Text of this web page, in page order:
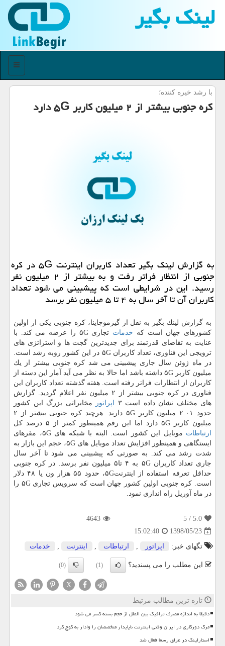
لینك بگیر
منو
با رشد خیره كننده؛
كره جنوبی بیشتر از ۲ میلیون كاربر ۵G دارد
به گزارش لینك بگیر تعداد كاربران اینترنت ۵G در كره
جنوبی از انتظار فراتر رفت و به بیشتر از ۲ میلیون نفر
رسید. این در شرایطی است كه پیشبینی می شود تعداد
كاربران آن تا آخر سال به ۴ تا ۵ میلیون نفر برسد
به گزارش لینك بگیر به نقل از گیزموچاینا، كره جنوبی یكی از اولین
كشورهای جهان است كه خدمات
تجاری ۵G را عرضه می كند. با
عنایت به تقاضای قدرتمند برای جدیدترین گجت ها و استراتژی های
ترویجی این فناوری، تعداد كاربران ۵G در این كشور روبه رشد است.
در ماه ژوئن سال جاری پیشبینی می شد كره جنوبی بیشتر از یك
میلیون كاربر ۵G داشته باشد اما حالا به نظر می آید آمار این دسته از
كاربران از انتظارات فراتر رفته است. هفته گذشته تعداد كاربران این
فناوری در كره جنوبی بیشتر از ۲ میلیون نفر اعلام گردید. گزارش
های مختلف نشان داده است ۳
اپراتور
مخابراتی بزرگ این كشور
حدود ۲.۰۱ میلیون كاربر ۵G دارند. هرچند كره جنوبی بیشتر از ۲
میلیون كاربر ۵G دارد اما این رقم همینطور كمتر از ۵ درصد كل
ارتباطات
موبایل این كشور است. البته با شبكه های ۵G، مقرهای
ایستگاهی و همینطور افزایش تعداد موبایل های ۵G، حجم این بازار به
شدت رشد می كند. به صورتی كه پیشبینی می شود تا آخر سال
جاری تعداد كاربران ۵G به ۴ تا۵ میلیون نفر برسد. در كره جنوبی
حداقل تعرفه استفاده از اینترنت۵G، حدود ۵۵ هزار ون یا ۴۸ دلار
است. كره جنوبی اولین كشور جهان است كه سرویس تجاری ۵G را
در ماه آوریل راه اندازی نمود.
5.0
/ 5
4643
1398/05/23
15:02:40
تگهای خبر:
اپراتور , ارتباطات , اینترنت , خدمات
این مطلب را می پسندید؟ (1)
(0)
X
تازه ترین مطالب مرتبط
دقیقا به اندازه مصرف ترافیک بین الملل از حجم بسته کسر می شود
مرگ دورکاری در ایران وقتی اینترنت ناپایدار متخصصان را وادار به کوچ کرد
استارلینک در عراق رسما فعال شد